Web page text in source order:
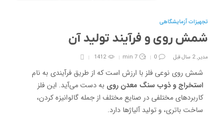
تجهیزات آزمایشگاهی
شمش روی و فرآیند تولید آن
مدیر,2 سال قبل 0
7 min
1412
شمش روی نوعی فلز با ارزش است که از طریق فرآیندی به نام
استخراج و ذوب سنگ معدن روی به دست می‌آید. این فلز
کاربردهای مختلفی در صنایع مختلف از جمله گالوانیزه کردن،
ساخت باتری، و تولید آلیاژها دارد.